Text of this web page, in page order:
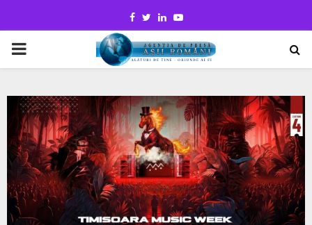
Facebook
TwitterLinkedinYoutube
PRIMARY